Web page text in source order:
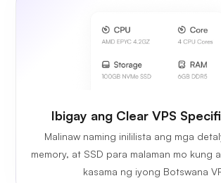
Ibigay ang Clear VPS
Malinaw naming inililista ang mga
memory, at SSD para malaman mo kung
kasama ng iyong Botswana